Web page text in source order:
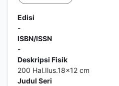
Edisi
-
ISBN/ISSN
-
Deskripsi Fisik
200 Hal.Ilus.18x12 cm
Judul Seri